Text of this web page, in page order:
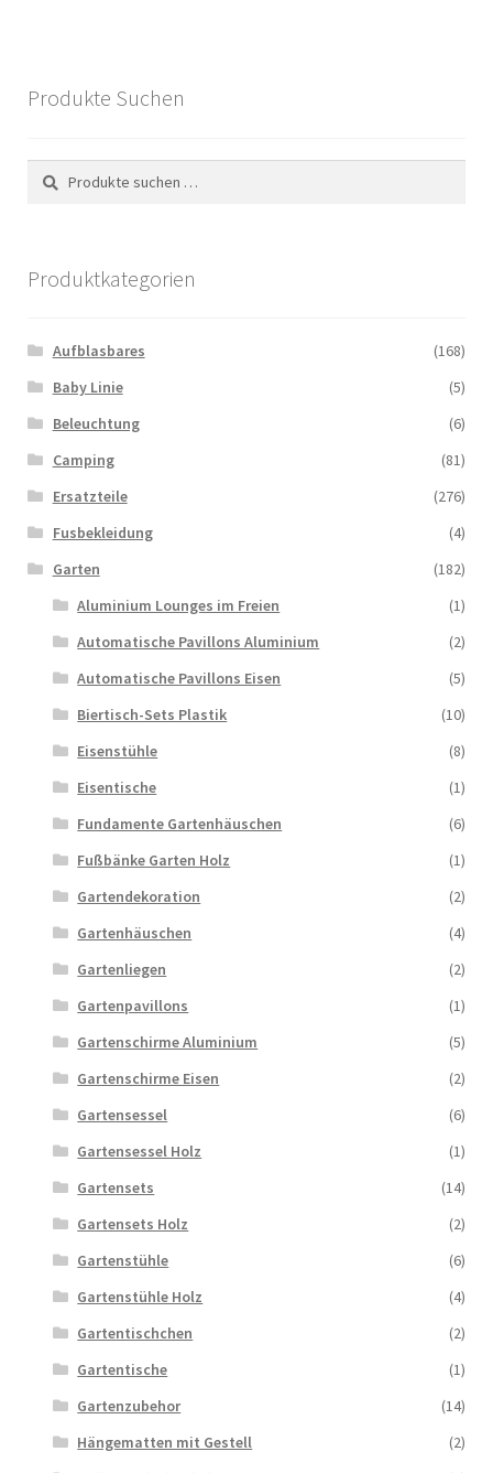
Produkte Suchen
Suchen
nach:
Suchen
Produktkategorien
Aufblasbares
(168)
Baby Linie
(5)
Beleuchtung
(6)
Camping
(81)
Ersatzteile
(276)
Fusbekleidung
(4)
Garten
(182)
Aluminium Lounges im Freien
(1)
Automatische Pavillons Aluminium
(2)
Automatische Pavillons Eisen
(5)
Biertisch-Sets Plastik
(10)
Eisenstühle
(8)
Eisentische
(1)
Fundamente Gartenhäuschen
(6)
Fußbänke Garten Holz
(1)
Gartendekoration
(2)
Gartenhäuschen
(4)
Gartenliegen
(2)
Gartenpavillons
(1)
Gartenschirme Aluminium
(5)
Gartenschirme Eisen
(2)
Gartensessel
(6)
Gartensessel Holz
(1)
Gartensets
(14)
Gartensets Holz
(2)
Gartenstühle
(6)
Gartenstühle Holz
(4)
Gartentischchen
(2)
Gartentische
(1)
Gartenzubehor
(14)
Hängematten mit Gestell
(2)